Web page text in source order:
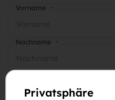
Vorname *
Nachname *
Privatsphäre